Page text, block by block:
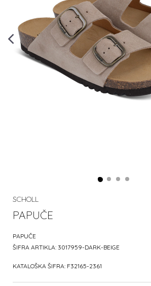
SCHOLL
PAPUČE
PAPUČE
ŠIFRA ARTIKLA: 3017959-DARK-BEIGE
KATALOŠKA ŠIFRA: F32165-2361